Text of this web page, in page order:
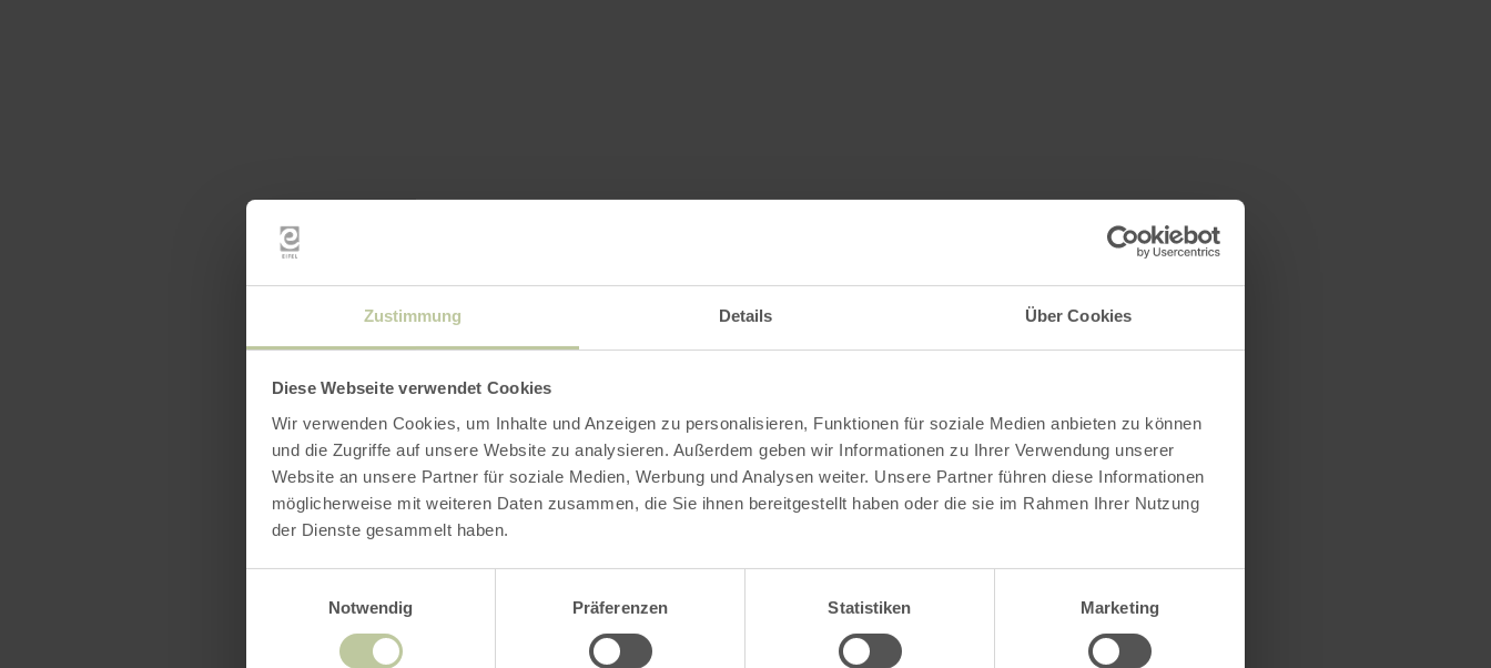
Zustimmung Details Über Cookies
Diese Webseite verwendet Cookies
Wir verwenden Cookies, um Inhalte und Anzeigen zu personalisieren, Funktionen für soziale Medien anbieten zu können
und die Zugriffe auf unsere Website zu analysieren. Außerdem geben wir Informationen zu Ihrer Verwendung unserer
Website an unsere Partner für soziale Medien, Werbung und Analysen weiter. Unsere Partner führen diese Informationen
möglicherweise mit weiteren Daten zusammen, die Sie ihnen bereitgestellt haben oder die sie im Rahmen Ihrer Nutzung
der Dienste gesammelt haben.
Notwendig
Präferenzen Statistiken Marketing